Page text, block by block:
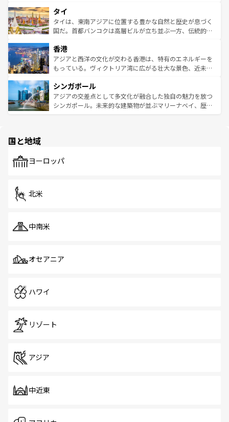
リティに包まれながら、韓国の多彩な魅力を心ゆくまで味
わってみてほしい。 なお、新着の韓国情報はコンテンツ一
覧を参照してほしい。
急速な発展と共に伝統が息づく。ハノイの古い町並みやホ
ーチミン市のフランス統治時代の建物も、独特の雰囲気を
醸し出している。また、バラエティの豊かさとおいしさで
とつ。フォーやバインミー、ベトナムコーヒーなどは、ぜ
ひ現地で味わいたい。どの地域を訪れてもあたたかい人々
が旅行者を迎えてくれるので、きっと忘れられない旅にな
参照してほしい。
タイ
タイは、東南アジアに位置する豊かな自然と歴史が息づく
国だ。首都バンコクは高層ビルが立ち並ぶ一方、伝統的な
の活気が交差している。北部ではチェンマイなどの山岳地
帯で自然と触れ合い、南部ではプーケットやクラビの美し
いビーチでリゾート気分を楽しむことができる。タイ料理
激する。気候は一年中温暖で、どの季節にも異なる楽しみ
が待っている。親しみやすいタイの人々、仏教を中心とし
た文化、そして多様な観光資源が、訪れる旅人を魅了し続
香港
アジアと西洋の文化が交わる香港は、特有のエネルギーを
もっている。ヴィクトリア湾に広がる壮大な景色、近未来
み、どこを訪れても感動するはず。観光スポットが密集し
ており、効率よく見どころを回れるのも魅力。息をのむよ
うな絶景から文化的な体験まで、香港を存分に楽しみ尽く
シンガポール
アジアの交差点として多文化が融合した独自の魅力を放つ
シンガポール。未来的な建築物が並ぶマリーナベイ、歴史
で、ホーカーズは地元の風情を楽しめる外せないスポット
国と地域
ヨーロッパ
北米
中南米
オセアニア
ハワイ
リゾート
アジア
中近東